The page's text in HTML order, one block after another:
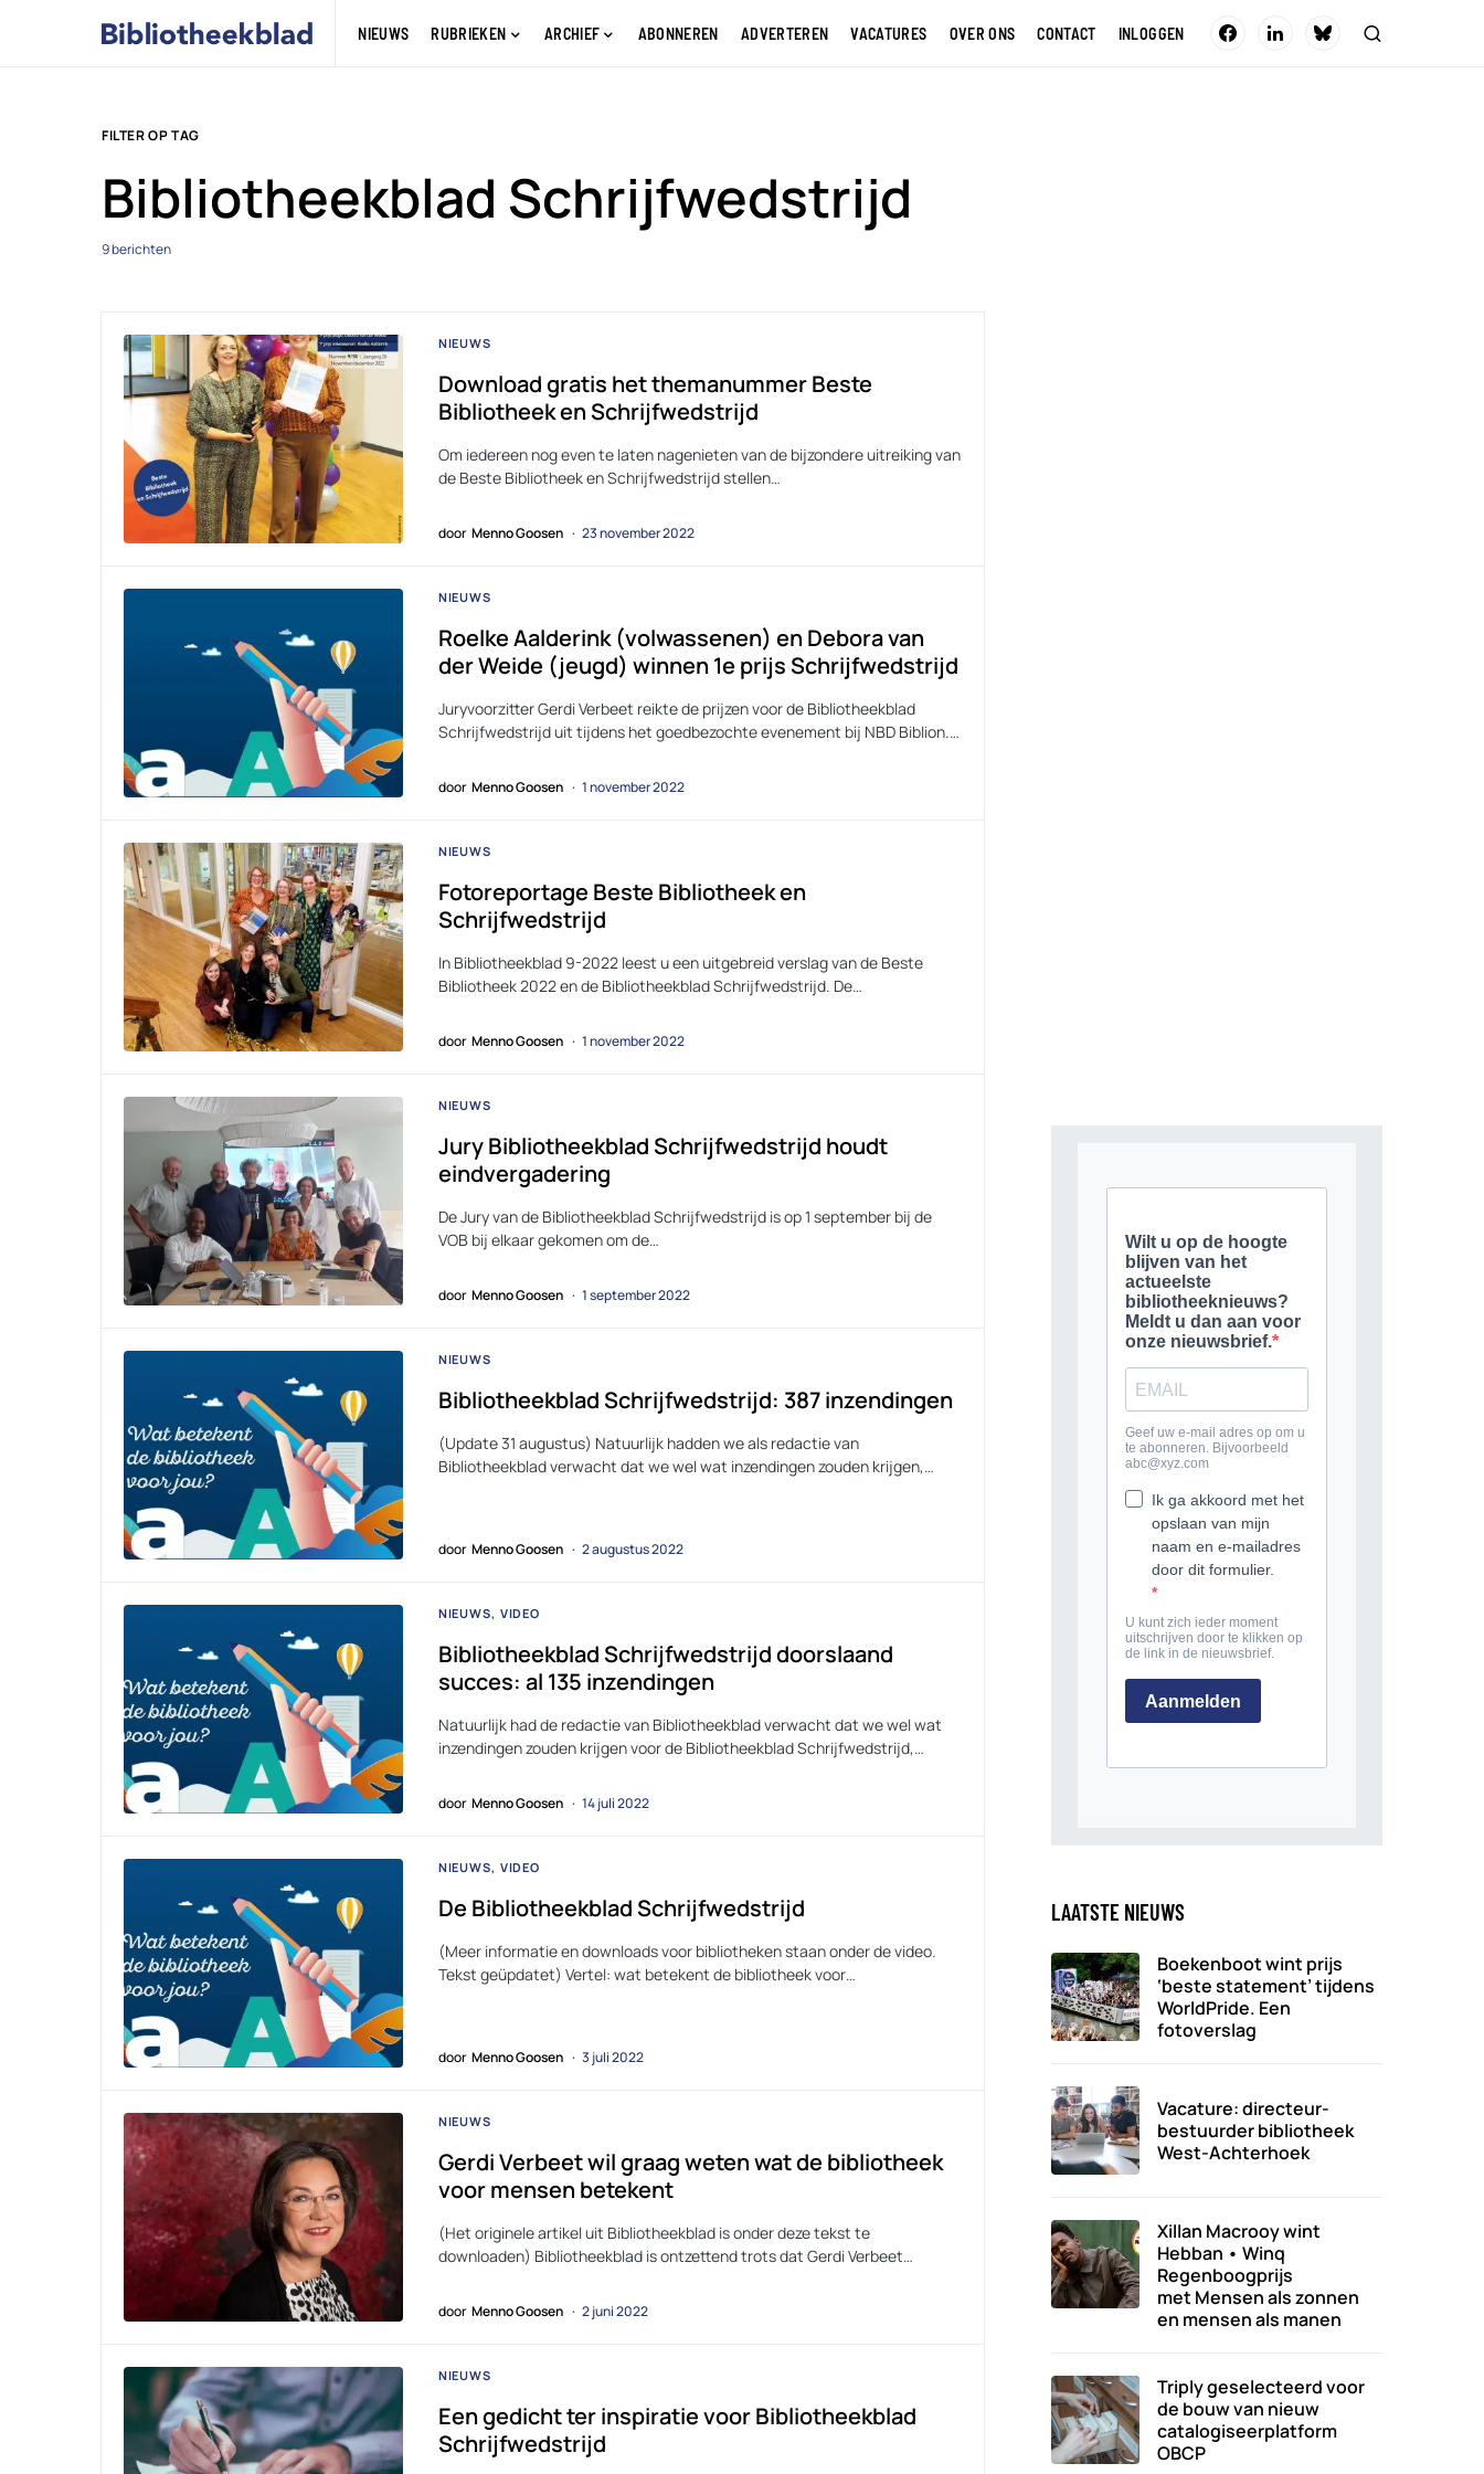
NIEUWS RUBRIEKEN ARCHIEF ABONNEREN ADVERTEREN VACATURES OVER ONS CONTACT INLOGGEN
FILTER OP TAG
Bibliotheekblad Schrijfwedstrijd
9 berichten
NIEUWS
Download gratis het themanummer Beste
Bibliotheek en Schrijfwedstrijd
Om iedereen nog even te laten nagenieten van de bijzondere uitreiking van
de Beste Bibliotheek en Schrijfwedstrijd stellen…
door Menno Goosen 23 november 2022
NIEUWS
Roelke Aalderink (volwassenen) en Debora van
der Weide (jeugd) winnen 1e prijs Schrijfwedstrijd
Juryvoorzitter Gerdi Verbeet reikte de prijzen voor de Bibliotheekblad
Schrijfwedstrijd uit tijdens het goedbezochte evenement bij NBD Biblion.…
door Menno Goosen 1 november 2022
NIEUWS
Fotoreportage Beste Bibliotheek en
Schrijfwedstrijd
In Bibliotheekblad 9-2022 leest u een uitgebreid verslag van de Beste
Bibliotheek 2022 en de Bibliotheekblad Schrijfwedstrijd. De…
door Menno Goosen 1 november 2022
NIEUWS
Jury Bibliotheekblad Schrijfwedstrijd houdt
eindvergadering
De Jury van de Bibliotheekblad Schrijfwedstrijd is op 1 september bij de
VOB bij elkaar gekomen om de…
door Menno Goosen 1 september 2022
NIEUWS
Bibliotheekblad Schrijfwedstrijd: 387 inzendingen
(Update 31 augustus) Natuurlijk hadden we als redactie van
Bibliotheekblad verwacht dat we wel wat inzendingen zouden krijgen,…
door Menno Goosen 2 augustus 2022
NIEUWS VIDEO
Bibliotheekblad Schrijfwedstrijd doorslaand
succes: al 135 inzendingen
Natuurlijk had de redactie van Bibliotheekblad verwacht dat we wel wat
inzendingen zouden krijgen voor de Bibliotheekblad Schrijfwedstrijd,…
door Menno Goosen 14 juli 2022
NIEUWS VIDEO
De Bibliotheekblad Schrijfwedstrijd
(Meer informatie en downloads voor bibliotheken staan onder de video.
Tekst geüpdatet) Vertel: wat betekent de bibliotheek voor…
door Menno Goosen 3 juli 2022
NIEUWS
Gerdi Verbeet wil graag weten wat de bibliotheek
voor mensen betekent
(Het originele artikel uit Bibliotheekblad is onder deze tekst te
downloaden) Bibliotheekblad is ontzettend trots dat Gerdi Verbeet…
door Menno Goosen 2 juni 2022
NIEUWS
Een gedicht ter inspiratie voor Bibliotheekblad
Schrijfwedstrijd
LAATSTE NIEUWS
Boekenboot wint prijs
‘beste statement’ tijdens
WorldPride. Een
fotoverslag
Vacature: directeur-
bestuurder bibliotheek
West-Achterhoek
Xillan Macrooy wint
Hebban • Winq
Regenboogprijs
met Mensen als zonnen
en mensen als manen
Triply geselecteerd voor
de bouw van nieuw
catalogiseerplatform
OBCP